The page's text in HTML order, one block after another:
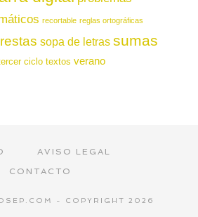
recortable reglas ortográficas
restas sopa de letras sumas
ciclo textos verano
AVISO LEGAL
CONTACTO
- COPYRIGHT 2026